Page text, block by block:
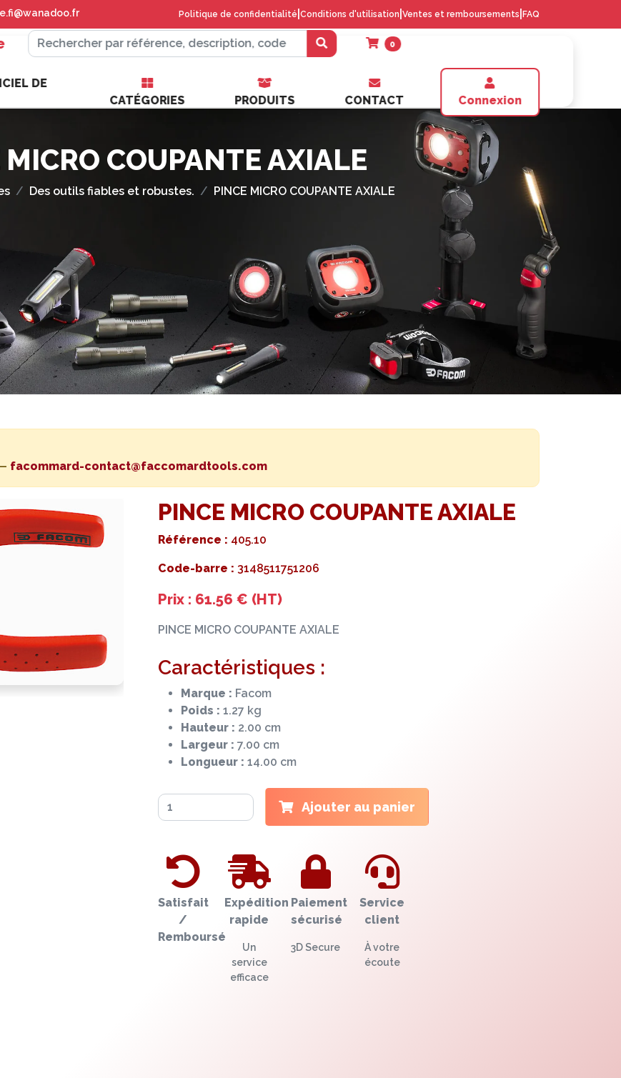
Politique de confidentialité Conditions d'utilisation Ventes et remboursements FAQ
0
DE
CATÉGORIES PRODUITS CONTACT Connexion
MICRO COUPANTE AXIALE
Des outils fiables et robustes. PINCE MICRO COUPANTE AXIALE
facommard-contact@faccomardtools.com
PINCE MICRO COUPANTE AXIALE
Référence : 405.10
Code-barre : 3148511751206
Prix : 61.56 € (HT)
PINCE MICRO COUPANTE AXIALE
Caractéristiques :
Marque : Facom
Poids : 1.27 kg
Hauteur : 2.00 cm
Largeur : 7.00 cm
Longueur : 14.00 cm
Ajouter au panier
Satisfait
/
Remboursé
Expédition
rapide
Un
service
efficace
Paiement
sécurisé
3D Secure
Service
client
À votre
écoute